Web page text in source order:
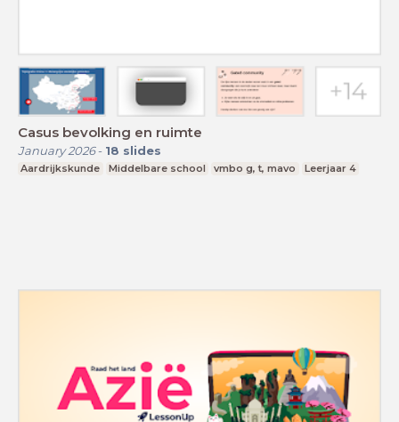
Casus bevolking en ruimte
January 2026- 18 slides
Aardrijkskunde Middelbare school vmbo g, t, mavo Leerjaar 4